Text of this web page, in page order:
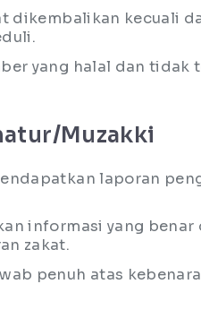
dikembalikan kecuali
yang halal dan tidak
Muzakki
laporan
informasi yang benar
zakat.
penuh atas